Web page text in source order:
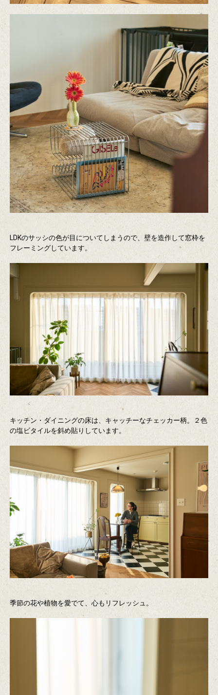
LDKのサッシの色が目についてしまうので、壁を造作して窓枠を
フレーミングしています。
キッチン・ダイニングの床は、キャッチーなチェッカー柄。２色
の塩ビタイルを斜め貼りしています。
季節の花や植物を愛でて、心もリフレッシュ。